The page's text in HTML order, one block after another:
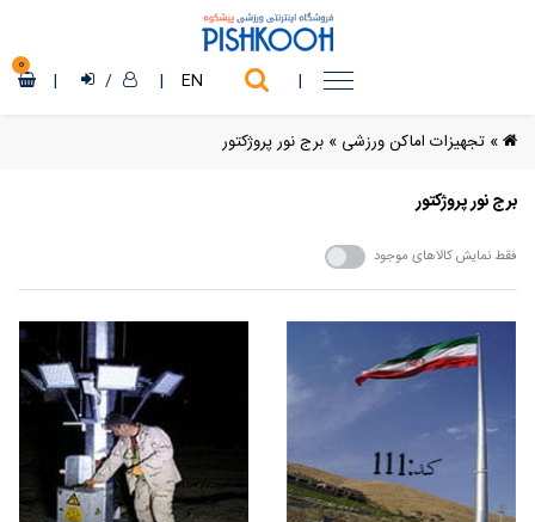
|
EN
|
/
|
0
» تجهیزات اماکن ورزشی » برج نور پروژکتور
برج نور پروژکتور
فقط نمایش کالاهای موجود